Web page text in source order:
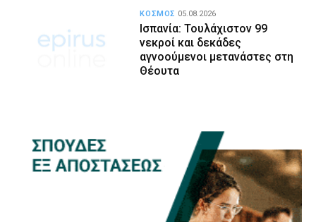
Ισπανία: Τουλάχιστον 99
νεκροί και δεκάδες
αγνοούμενοι μετανάστες στη
Θέουτα
ΚΟΣΜΟΣ 05.08.2026